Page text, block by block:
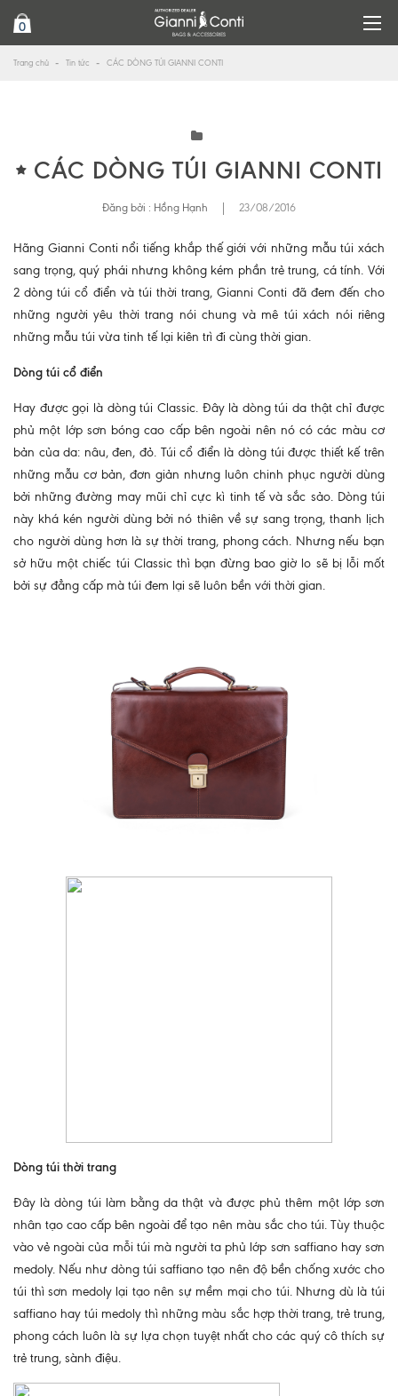
0
Trang chủ Tin tức CÁC DÒNG TÚI GIANNI CONTI
CÁC DÒNG TÚI GIANNI CONTI
Đăng bởi : Hồng Hạnh 23/08/2016
Hãng Gianni Conti nổi tiếng khắp thế giới với những mẫu túi xách
sang trọng, quý phái nhưng không kém phần trẻ trung, cá tính. Với
2 dòng túi cổ điển và túi thời trang, Gianni Conti đã đem đến cho
những người yêu thời trang nói chung và mê túi xách nói riêng
những mẫu túi vừa tinh tế lại kiên trì đi cùng thời gian.
Dòng túi cổ điển
Hay được gọi là dòng túi Classic. Đây là dòng túi da thật chỉ được
phủ một lớp sơn bóng cao cấp bên ngoài nên nó có các màu cơ
bản của da: nâu, đen, đỏ. Túi cổ điển là dòng túi được thiết kế trên
những mẫu cơ bản, đơn giản nhưng luôn chinh phục người dùng
bởi những đường may mũi chỉ cực kì tinh tế và sắc sảo. Dòng túi
này khá kén người dùng bởi nó thiên về sự sang trọng, thanh lịch
cho người dùng hơn là sự thời trang, phong cách. Nhưng nếu bạn
sở hữu một chiếc túi Classic thì bạn đừng bao giờ lo sẽ bị lỗi mốt
bởi sự đẳng cấp mà túi đem lại sẽ luôn bền với thời gian.
Dòng túi thời trang
Đây là dòng túi làm bằng da thật và được phủ thêm một lớp sơn
nhân tạo cao cấp bên ngoài để tạo nên màu sắc cho túi. Tùy thuộc
vào vẻ ngoài của mỗi túi mà người ta phủ lớp sơn saffiano hay sơn
medoly. Nếu như dòng túi saffiano tạo nên độ bền chống xước cho
túi thì sơn medoly lại tạo nên sự mềm mại cho túi. Nhưng dù là túi
saffiano hay túi medoly thì những màu sắc hợp thời trang, trẻ trung,
phong cách luôn là sự lựa chọn tuyệt nhất cho các quý cô thích sự
trẻ trung, sành điệu.